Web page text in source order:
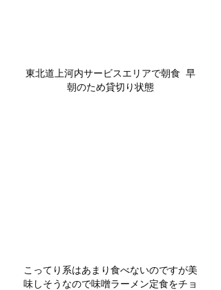
東北道上河内サービスエリアで朝食  早
朝のため貸切り状態
こってり系はあまり食べないのですが美
味しそうなので味噌ラーメン定食をチョ